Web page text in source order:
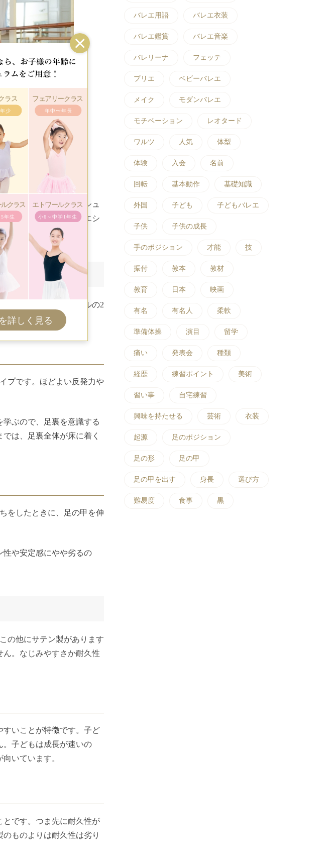
備をします。バレエシュ
ん。ここでは、バレエシ
ルとスプリットソールの2
プです。ほどよい反発力や
ぶので、足裏を意識する
は、足裏全体が床に着く
をしたときに、足の甲を伸
性や安定感にやや劣るの
の他にサテン製があります
。なじみやすさか耐久性
いことが特徴です。子ど
。子どもは成長が速いの
いています。
です。つま先に耐久性が
ものよりは耐久性は劣り
バレエ用語 バレエ衣装
バレエ鑑賞 バレエ音楽
バレリーナ フェッテ
プリエ ベビーバレエ
メイク モダンバレエ
モチベーション レオタード
ワルツ 人気 体型
体験 入会 名前
回転 基本動作 基礎知識
外国 子ども 子どもバレエ
子供 子供の成長
手のポジション 才能 技
振付 教本 教材
教育 日本 映画
有名 有名人 柔軟
準備体操 演目 留学
痛い 発表会 種類
経歴 練習ポイント 美術
習い事 自宅練習
興味を持たせる 芸術 衣装
起源 足のポジション
足の形 足の甲
足の甲を出す 身長 選び方
難易度 食事 黒